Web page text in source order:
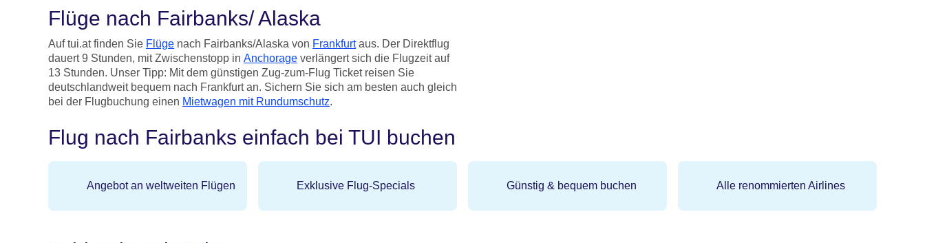
Flüge nach Fairbanks/ Alaska
Auf tui.at finden Sie Flüge nach Fairbanks/Alaska von Frankfurtaus. Der Direktflug
dauert 9 Stunden, mit Zwischenstopp in Anchorage verlängert sich die Flugzeit auf
13 Stunden. Unser Tipp: Mit dem günstigen Zug-zum-Flug Ticket reisen Sie
deutschlandweit bequem nach Frankfurt an. Sichern Sie sich am besten auch gleich
bei der Flugbuchung einen Mietwagen mit Rundumschutz.
Flug nach Fairbanks einfach bei TUI buchen
Angebot an weltweiten Flügen Exklusive Flug-Specials Günstig & bequem buchen Alle renommierten Airlines